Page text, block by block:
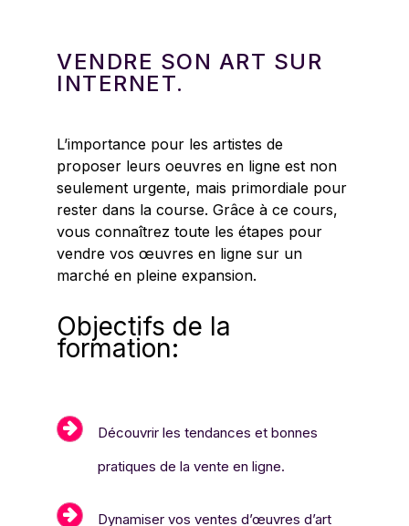
VENDRE SON ART SUR
INTERNET.
L’importance pour les artistes de
proposer leurs oeuvres en ligne est non
seulement urgente, mais primordiale pour
rester dans la course. Grâce à ce cours,
vous connaîtrez toute les étapes pour
vendre vos œuvres en ligne sur un
marché en pleine expansion.
Objectifs de la
formation:
Découvrir les tendances et bonnes
pratiques de la vente en ligne.
Dynamiser vos ventes d’œuvres d’art